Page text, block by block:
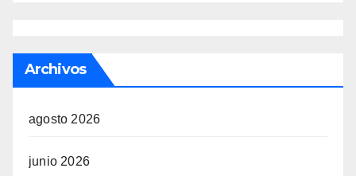
Archivos
agosto 2026
junio 2026